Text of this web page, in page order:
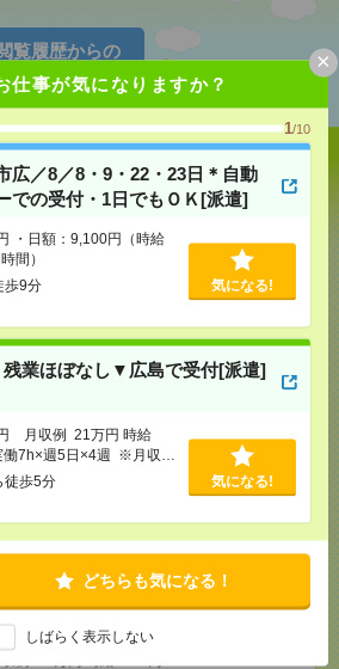
仕事が気になりますか？
1/10
広／8／8・9・22・23日＊自動
での受付・1日でもＯＫ[派遣]
・日額：9,100円（時給
間）
歩9分 気になる!
業ほぼなし▼広島で受付[派遣]
月収例 21万円 時給
働7h×週5日×4週 ※月収例
ものではありません。※給
徒歩5分 気になる!
どちらも気になる！
しばらく表示しない
×
覧履歴からの
すすめ
8・9・22・23日＊自動車ディー
でもＯＫ[派遣]
：9,100円（時給1,300
車通勤可(駐車場無料)
気になる！
ぼなし▼広島で受付[派遣]
を保証するものではあ
サービス利用可（利用条
分
気になる！
ぼなし▼広島駅での受付[派遣]